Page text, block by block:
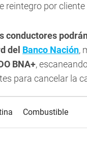
reintegro por
conductores
del Banco Nación,
BNA+,
para cancelar la
Combustible